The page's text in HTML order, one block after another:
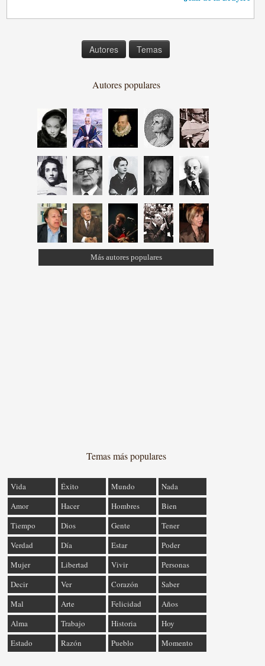
Autores Temas
Autores populares
Más autores populares
Temas más populares
Vida Éxito Mundo
Nada
Amor
Hacer Hombres
Bien
Tiempo
Dios Gente
Tener
Verdad
Día Estar
Poder
Mujer
Libertad Vivir
Personas
Decir
Ver Corazón
Saber
Mal
Arte Felicidad
Años
Alma
Trabajo Historia
Hoy
Estado
Razón Pueblo Momento